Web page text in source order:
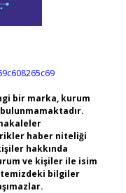
bir marka, kurum
haber niteliği
hakkında
ve kişiler ile isim
bilgiler